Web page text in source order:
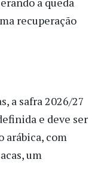
recuperação
a safra 2026/27
e deve ser
arábica, com
um